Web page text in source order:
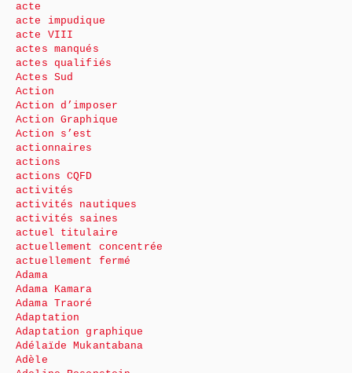
acte
acte impudique
acte VIII
actes manqués
actes qualifiés
Actes Sud
Action
Action d’imposer
Action Graphique
Action s’est
actionnaires
actions
actions CQFD
activités
activités nautiques
activités saines
actuel titulaire
actuellement concentrée
actuellement fermé
Adama
Adama Kamara
Adama Traoré
Adaptation
Adaptation graphique
Adélaïde Mukantabana
Adèle